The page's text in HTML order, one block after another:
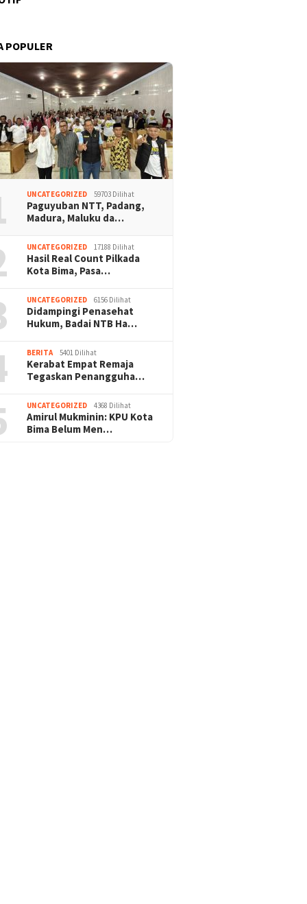
POPULER
UNCATEGORIZED 59703 Dilihat
Paguyuban NTT, Padang,
Madura, Maluku da…
UNCATEGORIZED 17188 Dilihat
Hasil Real Count Pilkada
Kota Bima, Pasa…
UNCATEGORIZED 6156 Dilihat
Didampingi Penasehat
Hukum, Badai NTB Ha…
BERITA 5401 Dilihat
Kerabat Empat Remaja
Tegaskan Penangguha…
UNCATEGORIZED 4368 Dilihat
Amirul Mukminin: KPU Kota
Bima Belum Men…